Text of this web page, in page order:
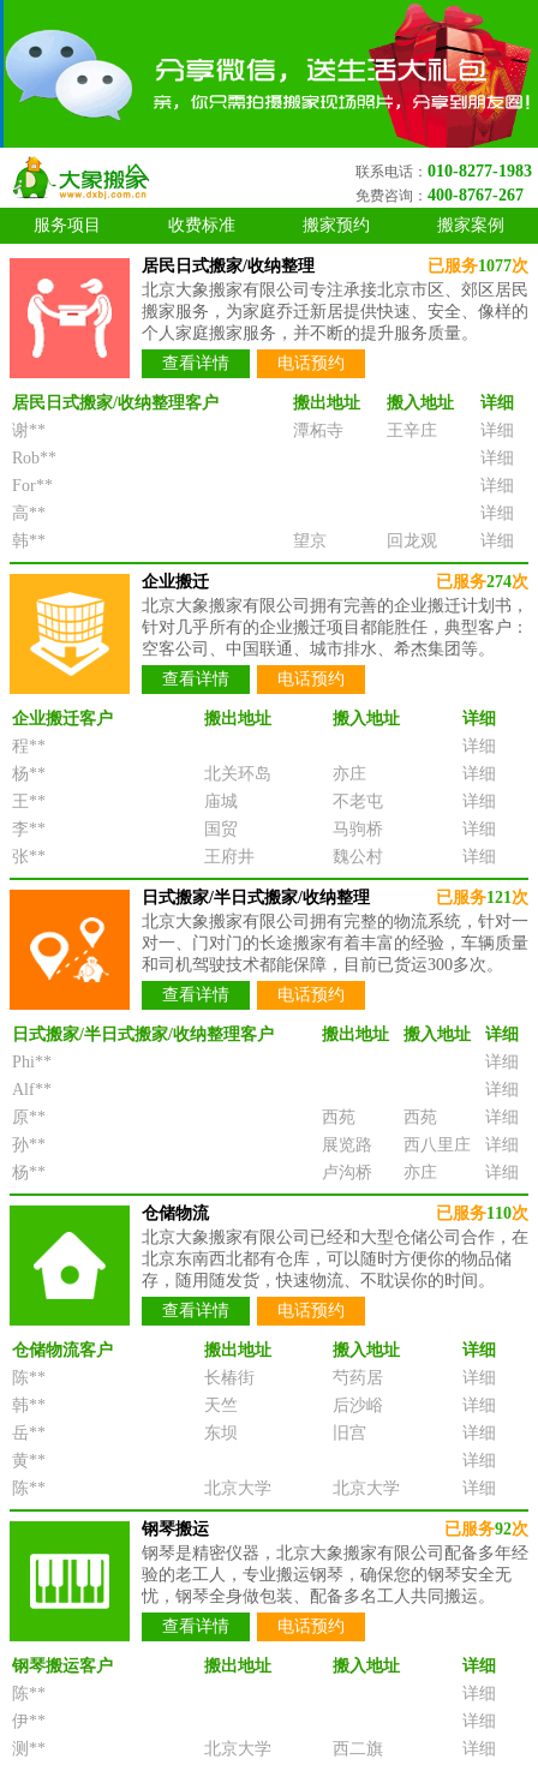
联系电话： 010-8277-1983
免费咨询： 400-8767-267
服务项目
收费标准 搬家预约 搬家案例
已服务1077次
居民日式搬家/收纳整理
北京大象搬家有限公司专注承接北京市区、郊区居民
搬家服务，为家庭乔迁新居提供快速、安全、像样的
个人家庭搬家服务，并不断的提升服务质量。
查看详情
电话预约
居民日式搬家/收纳整理客户 搬出地址 搬入地址
详细
谢**
潭柘寺 王辛庄
详细
Rob**
详细
For**
详细
高**
详细
韩**
望京 回龙观 详细
已服务274次
企业搬迁
北京大象搬家有限公司拥有完善的企业搬迁计划书，
针对几乎所有的企业搬迁项目都能胜任，典型客户：
空客公司、中国联通、城市排水、希杰集团等。
查看详情
电话预约
企业搬迁客户 搬出地址 搬入地址
详细
程**
详细
杨**
北关环岛 亦庄
详细
王**
庙城 不老屯
详细
李**
国贸 马驹桥
详细
张**
王府井 魏公村 详细
已服务121次
日式搬家/半日式搬家/收纳整理
北京大象搬家有限公司拥有完整的物流系统，针对一
对一、门对门的长途搬家有着丰富的经验，车辆质量
和司机驾驶技术都能保障，目前已货运300多次。
查看详情
电话预约
日式搬家/半日式搬家/收纳整理客户 搬出地址 搬入地址
详细
Phi**
详细
Alf**
详细
原**
西苑 西苑
详细
孙**
展览路 西八里庄
详细
杨**
卢沟桥 亦庄 详细
已服务110次
仓储物流
北京大象搬家有限公司已经和大型仓储公司合作，在
北京东南西北都有仓库，可以随时方便你的物品储
存，随用随发货，快速物流、不耽误你的时间。
查看详情
电话预约
仓储物流客户 搬出地址 搬入地址
详细
陈**
长椿街 芍药居
详细
韩**
天竺 后沙峪
详细
岳**
东坝 旧宫
详细
黄**
详细
陈**
北京大学 北京大学 详细
已服务92次
钢琴搬运
钢琴是精密仪器，北京大象搬家有限公司配备多年经
验的老工人，专业搬运钢琴，确保您的钢琴安全无
忧，钢琴全身做包装、配备多名工人共同搬运。
查看详情
电话预约
钢琴搬运客户 搬出地址 搬入地址
详细
陈**
详细
伊**
详细
测**
北京大学 西二旗
详细